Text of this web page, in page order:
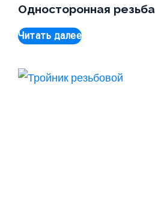
Односторонная резьба
Читать далее